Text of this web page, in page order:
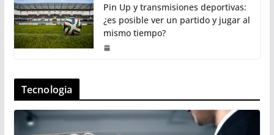
Pin Up y transmisiones deportivas:
¿es posible ver un partido y jugar al
mismo tiempo?
Tecnologia